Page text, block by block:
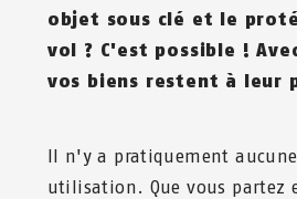
objet sous clé et le
vol ? C'est possible !
vos biens restent à leur
Il n'y a pratiquement
utilisation. Que vous partez